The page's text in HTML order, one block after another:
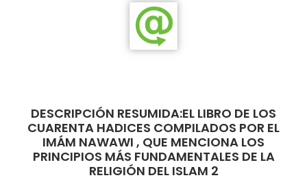
DESCRIPCIÓN RESUMIDA:EL LIBRO DE LOS
CUARENTA HADICES COMPILADOS POR EL
IMÁM NAWAWI , QUE MENCIONA LOS
PRINCIPIOS MÁS FUNDAMENTALES DE LA
RELIGIÓN DEL ISLAM 2